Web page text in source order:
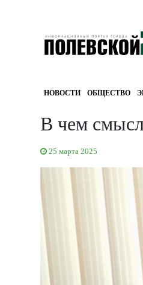
НОВОСТИ ОБЩЕСТВО
В чем смысл
25 марта 2025